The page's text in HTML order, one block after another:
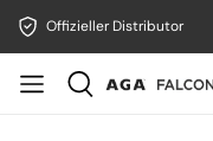
Offizieller Distributor